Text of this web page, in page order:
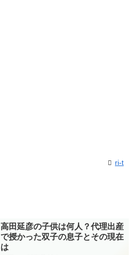
ri-t
高田延彦の子供は何人？代理出産
で授かった双子の息子とその現在
は